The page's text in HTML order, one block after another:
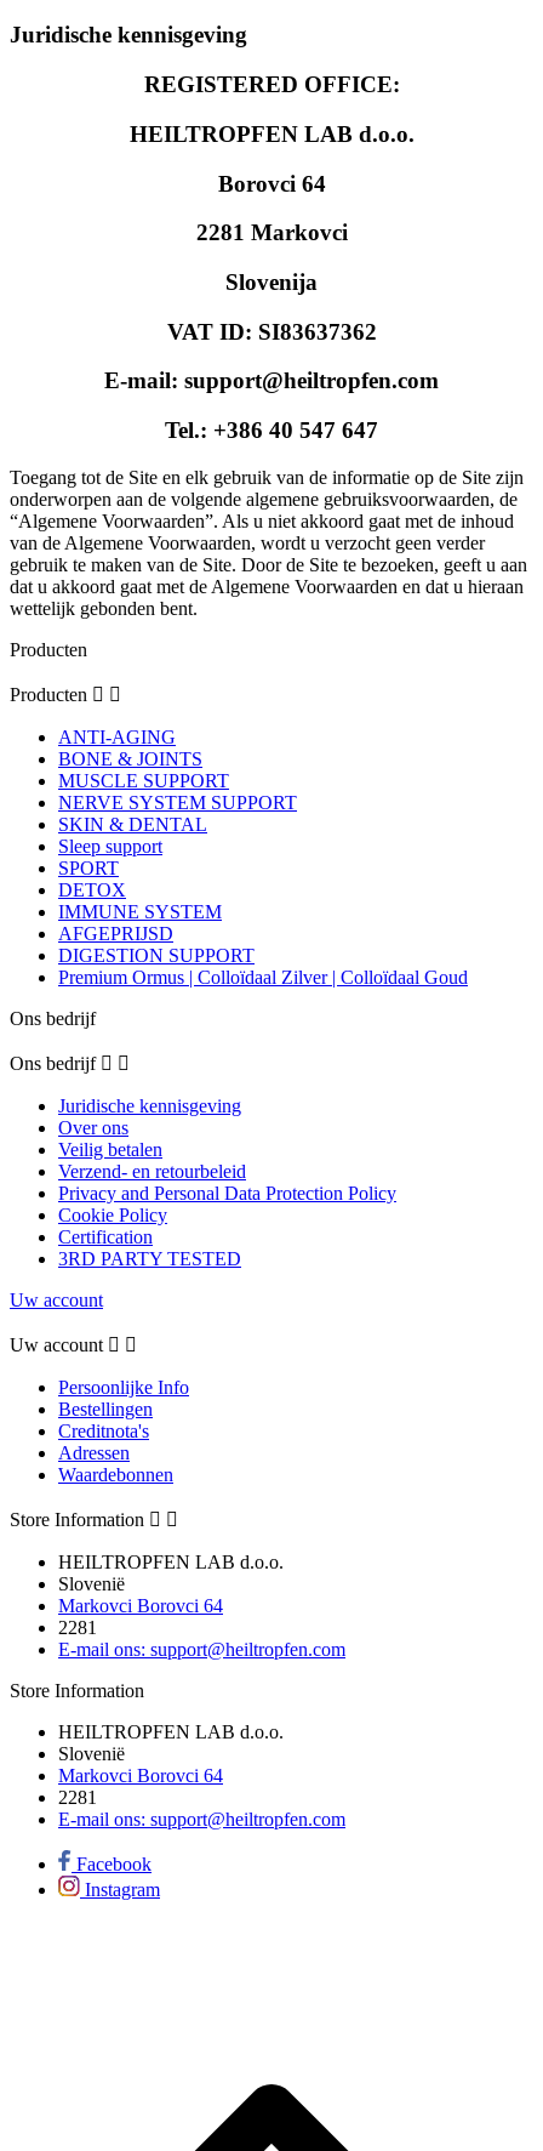
Juridische kennisgeving
REGISTERED OFFICE:
HEILTROPFEN LAB d.o.o.
Borovci 64
2281 Markovci
Slovenija
VAT ID: SI83637362
E-mail: support@heiltropfen.com
Tel.: +386 40 547 647
Toegang tot de Site en elk gebruik van de informatie op de Site zijn
onderworpen aan de volgende algemene gebruiksvoorwaarden, de
“Algemene Voorwaarden”. Als u niet akkoord gaat met de inhoud
van de Algemene Voorwaarden, wordt u verzocht geen verder
gebruik te maken van de Site. Door de Site te bezoeken, geeft u aan
dat u akkoord gaat met de Algemene Voorwaarden en dat u hieraan
wettelijk gebonden bent.
Producten
Producten  
ANTI-AGING
BONE & JOINTS
MUSCLE SUPPORT
NERVE SYSTEM SUPPORT
SKIN & DENTAL
Sleep support
SPORT
DETOX
IMMUNE SYSTEM
AFGEPRIJSD
DIGESTION SUPPORT
Premium Ormus | Colloïdaal Zilver | Colloïdaal Goud
Ons bedrijf
Ons bedrijf  
Juridische kennisgeving
Over ons
Veilig betalen
Verzend- en retourbeleid
Privacy and Personal Data Protection Policy
Cookie Policy
Certification
3RD PARTY TESTED
Uw account
Uw account  
Persoonlijke Info
Bestellingen
Creditnota's
Adressen
Waardebonnen
Store Information  
HEILTROPFEN LAB d.o.o.
Slovenië
Markovci Borovci 64
2281
E-mail ons: support@heiltropfen.com
Store Information
HEILTROPFEN LAB d.o.o.
Slovenië
Markovci Borovci 64
2281
E-mail ons: support@heiltropfen.com
Facebook
Instagram